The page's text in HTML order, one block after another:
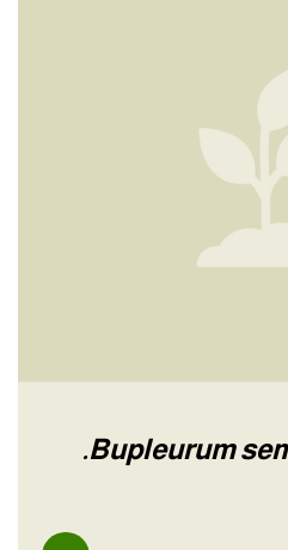
Bupleurum